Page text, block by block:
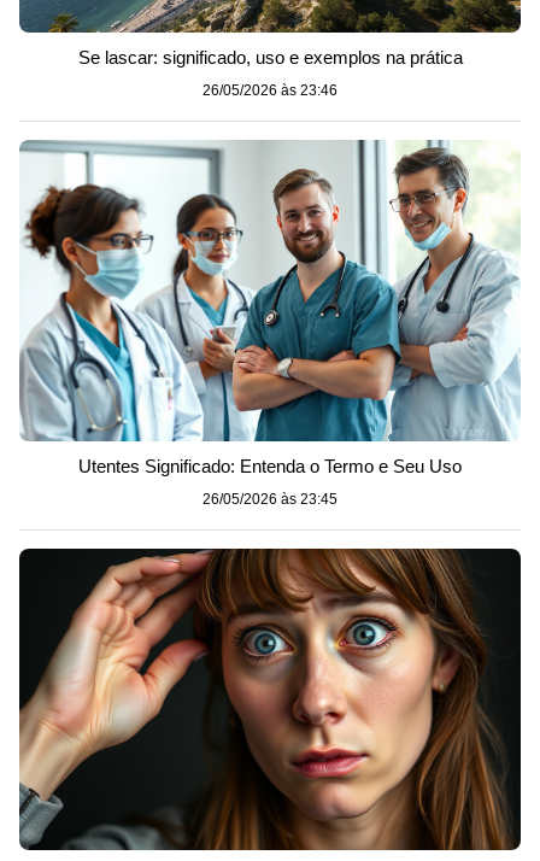
Se lascar: significado, uso e exemplos na prática
26/05/2026 às 23:46
Utentes Significado: Entenda o Termo e Seu Uso
26/05/2026 às 23:45